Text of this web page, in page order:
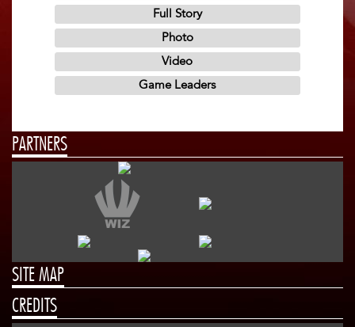
PARTNERS
SITE MAP
CREDITS